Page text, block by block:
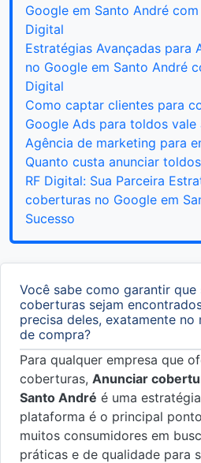
Google em Santo André
Digital
Estratégias Avançadas para
no Google em Santo André
Digital
Como captar clientes para
Google Ads para toldos vale
Agência de marketing para
Quanto custa anunciar
RF Digital: Sua Parceira
coberturas no Google em
Sucesso
Você sabe como garantir que
coberturas sejam
precisa deles, exatamente
de compra?
Para qualquer empresa que
coberturas, Anunciar
Santo André é uma
plataforma é o principal
muitos consumidores em
práticas e de qualidade para